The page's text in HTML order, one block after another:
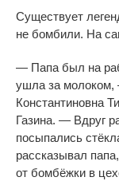
Существует
не бомбили. На
— Папа был на
ушла за молоком,
Константиновна
Газина. — Вдруг
посыпались
рассказывал
от бомбёжки в